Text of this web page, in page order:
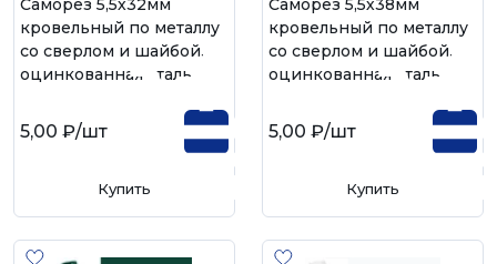
Саморез 5,5х32мм
кровельный по металлу
со сверлом и шайбой,
оцинкованная сталь
5,00 ₽/шт
Купить
Саморез 5,5х38мм
кровельный по металлу
со сверлом и шайбой,
оцинкованная сталь
5,00 ₽/шт
Купить